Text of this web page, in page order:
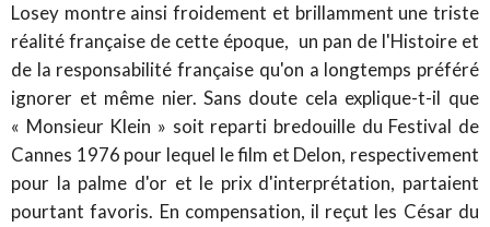
Losey montre ainsi froidement et brillamment une triste
réalité française de cette époque, un pan de l'Histoire et
de la responsabilité française qu'on a longtemps préféré
ignorer et même nier. Sans doute cela explique-t-il que
« Monsieur Klein » soit reparti bredouille du Festival de
Cannes 1976 pour lequel le film et Delon, respectivement
pour la palme d'or et le prix d'interprétation, partaient
pourtant favoris. En compensation, il reçut les César du